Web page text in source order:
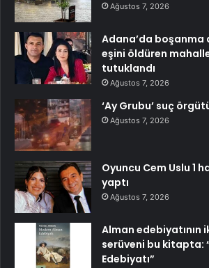
Ağustos 7, 2026
Adana’da boşanma
eşini öldüren
tutuklandı
Ağustos 7, 2026
‘Ay Grubu’ suç
Ağustos 7, 2026
Oyuncu Cem Uslu 1
yaptı
Ağustos 7, 2026
Alman edebiyatının
serüveni bu kitapta:
Edebiyatı”